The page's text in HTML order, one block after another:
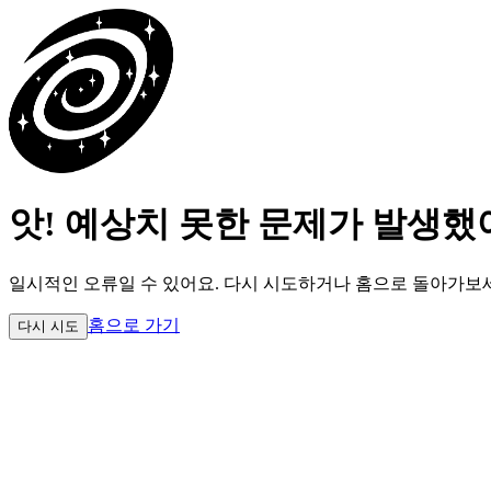
앗! 예상치 못한 문제가 발생했
일시적인 오류일 수 있어요. 다시 시도하거나 홈으로 돌아가보
다시 시도 홈으로 가기